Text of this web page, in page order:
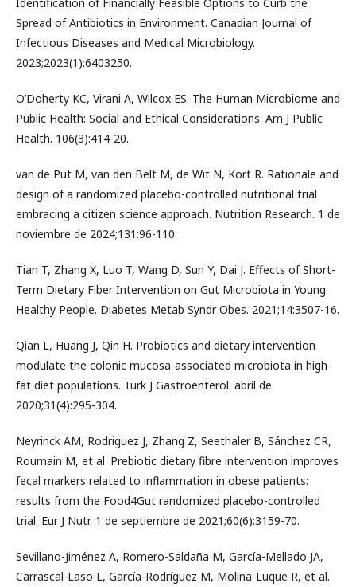
Spread of Antibiotics in Environment. Canadian Journal of
Infectious Diseases and Medical Microbiology.
2023;2023(1):6403250.
O’Doherty KC, Virani A, Wilcox ES. The Human Microbiome and
Public Health: Social and Ethical Considerations. Am J Public
Health. 106(3):414-20.
van de Put M, van den Belt M, de Wit N, Kort R. Rationale and
design of a randomized placebo-controlled nutritional trial
embracing a citizen science approach. Nutrition Research. 1 de
noviembre de 2024;131:96-110.
Tian T, Zhang X, Luo T, Wang D, Sun Y, Dai J. Effects of Short-
Term Dietary Fiber Intervention on Gut Microbiota in Young
Healthy People. Diabetes Metab Syndr Obes. 2021;14:3507-16.
Qian L, Huang J, Qin H. Probiotics and dietary intervention
modulate the colonic mucosa-associated microbiota in high-
fat diet populations. Turk J Gastroenterol. abril de
2020;31(4):295-304.
Neyrinck AM, Rodriguez J, Zhang Z, Seethaler B, Sánchez CR,
Roumain M, et al. Prebiotic dietary fibre intervention improves
fecal markers related to inflammation in obese patients:
results from the Food4Gut randomized placebo-controlled
trial. Eur J Nutr. 1 de septiembre de 2021;60(6):3159-70.
Sevillano-Jiménez A, Romero-Saldaña M, García-Mellado JA,
Carrascal-Laso L, García-Rodríguez M, Molina-Luque R, et al.